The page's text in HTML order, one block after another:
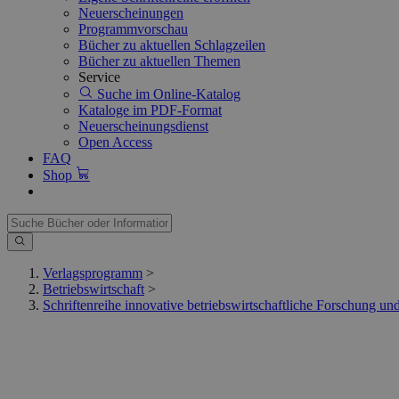
Neuerscheinungen
Programmvorschau
Bücher zu aktuellen Schlagzeilen
Bücher zu aktuellen Themen
Service
Suche im Online-Katalog
Kataloge im PDF-Format
Neuerscheinungsdienst
Open Access
FAQ
Shop
Verlagsprogramm >
Betriebswirtschaft >
Schriftenreihe innovative betriebswirtschaftliche Forschung